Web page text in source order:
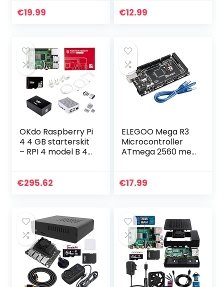
Board met CP2102
€19.99
Arduino en
€12.99
OKdo Raspberry Pi
4 4 GB starterskit
– RPI 4 model B 4
kabel, voeding, 2
€295.62
ELEGOO Mega R3
Microcontroller
ATmega 2560 met
Arduino IDE
€17.99